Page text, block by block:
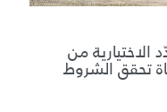
من
تحقق الشروط